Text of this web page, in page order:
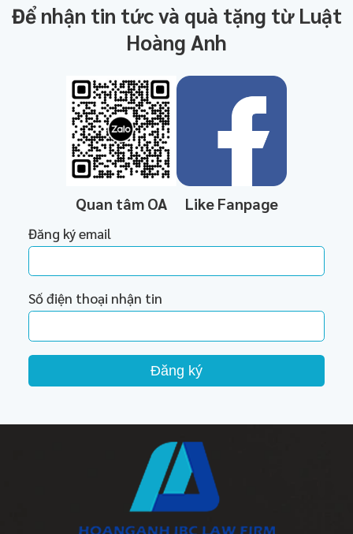
Để nhận tin tức và quà tặng từ Luật
Hoàng Anh
Quan tâm OA Like Fanpage
Đăng ký email
Số điện thoại nhận tin
Đăng ký